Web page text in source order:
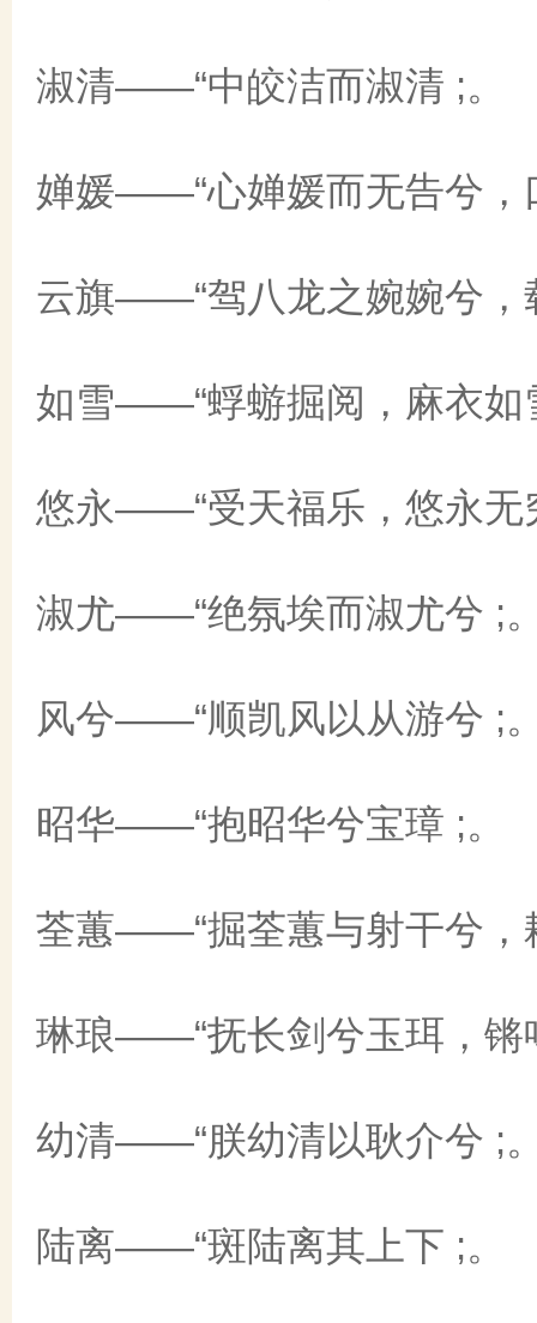
淑清——“中皎洁而淑清 ;。
婵媛——“心婵媛而无告兮，
云旗——“驾八龙之婉婉兮，
如雪——“蜉蝣掘阅，麻衣如
悠永——“受天福乐，悠永无
淑尤——“绝氛埃而淑尤兮 ;
风兮——“顺凯风以从游兮 ;
昭华——“抱昭华兮宝璋 ;。
荃蕙——“掘荃蕙与射干兮，
琳琅——“抚长剑兮玉珥，锵
幼清——“朕幼清以耿介兮 ;
陆离——“斑陆离其上下 ;。